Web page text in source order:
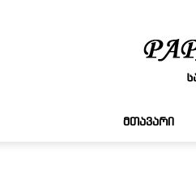
ᲛᲗᲐᲕᲐᲠᲘ